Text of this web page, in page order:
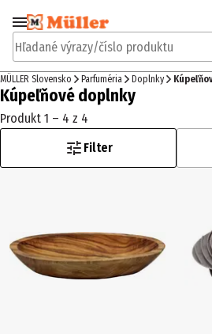
Prejsť na navigáciu
Hľadané výrazy/číslo produktu
MÜLLER Slovensko Parfuméria Doplnky
Kúpeľňové doplnky
Produkt 1 – 4 z 4
Filter